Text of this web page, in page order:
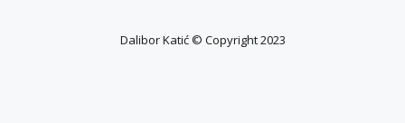
Dalibor Katić © Copyright 2023